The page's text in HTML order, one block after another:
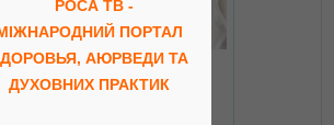
Цигун - как достичь
мастерства
РОСА ТВ -
ПОРТАЛ
АЮРВЕДИ ТА
ДУХОВНИХ ПРАКТИК